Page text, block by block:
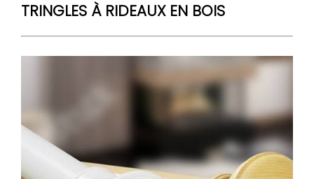
TRINGLES À RIDEAUX EN BOIS